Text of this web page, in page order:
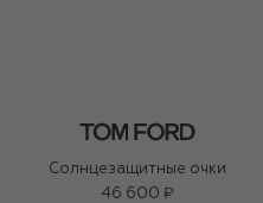
Солнцезащитные очки
46 600 ₽